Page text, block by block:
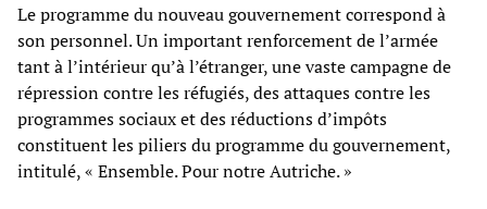
Le programme du nouveau gouvernement correspond à
son personnel. Un important renforcement de l’armée
tant à l’intérieur qu’à l’étranger, une vaste campagne de
répression contre les réfugiés, des attaques contre les
programmes sociaux et des réductions d’impôts
constituent les piliers du programme du gouvernement,
intitulé, « Ensemble. Pour notre Autriche. »